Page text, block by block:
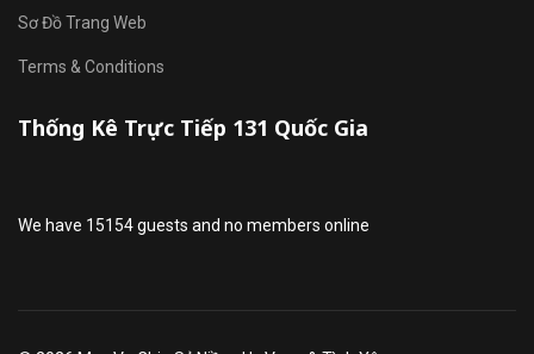
Sơ Đồ Trang Web
Terms & Conditions
Thống Kê Trực Tiếp 131 Quốc Gia
We have 15154 guests and no members online